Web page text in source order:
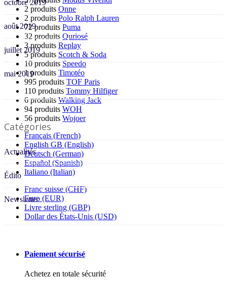
2 produits Onne
2 produits Polo Ralph Lauren
72 produits Puma
32 produits Quriosé
3 produits Replay
5 produits Scotch & Soda
10 produits Speedo
1 produits Timotéo
995 produits TOF Paris
110 produits Tommy Hilfiger
6 produits Walking Jack
94 produits WOH
56 produits Wojoer
Français (French)
English GB (English)
Deutsch (German)
Español (Spanish)
Italiano (Italian)
Franc suisse (CHF)
Euro (EUR)
Livre sterling (GBP)
Dollar des États-Unis (USD)
octobre 2019
août 2019
juillet 2019
mai 2019
Catégories
Actualités
Édito
Newsletter
Paiement sécurisé
Achetez en totale sécurité